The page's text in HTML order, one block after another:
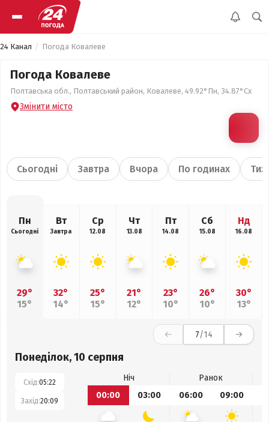
24 Канал Погода Ковалеве
Погода Ковалеве
Полтавська обл., Полтавський район, Ковалеве, 49.92°Пн, 34.87°Сх
Змінити місто
Сьогодні Завтра Вчора По годинах
Пн
Сьогодні
29°
15°
Вт
Завтра
32°
14°
Ср
12.08
25°
15°
Чт
13.08
21°
12°
Пт
14.08
23°
10°
Сб
15.08
26°
10°
Нд
16.08
30°
13°
7/14
Понеділок, 10 серпня
Схід:05:22
Захід:20:09
Ніч
Ранок
00:00
03:00 06:00 09:00